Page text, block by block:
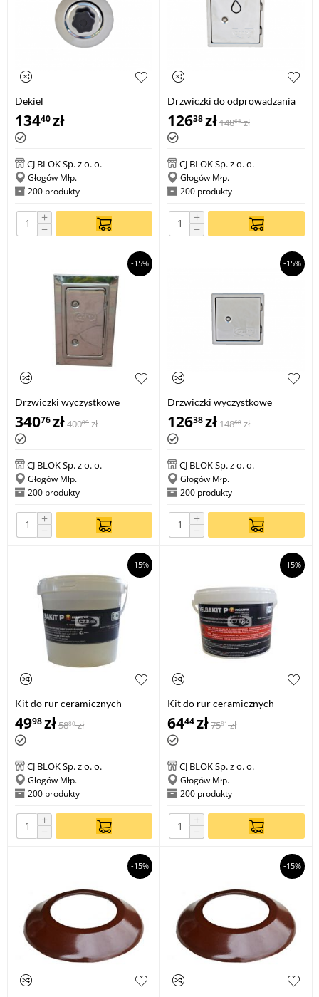
Dekiel
13440zł
CJ BLOK Sp. z o. o.
Głogów Młp.
200 produkty
+
−
Drzwiczki do odprowadzania
kondensatu
12638zł14868 zł
CJ BLOK Sp. z o. o.
Głogów Młp.
200 produkty
+
−
-15%
Drzwiczki wyczystkowe
34076zł40089 zł
CJ BLOK Sp. z o. o.
Głogów Młp.
200 produkty
+
−
-15%
Drzwiczki wyczystkowe
TURBO
12638zł14868 zł
CJ BLOK Sp. z o. o.
Głogów Młp.
200 produkty
+
−
-15%
Kit do rur ceramicznych
VELBAKIT P-mokry 2kg
4998zł5880 zł
CJ BLOK Sp. z o. o.
Głogów Młp.
200 produkty
+
−
-15%
Kit do rur ceramicznych
VELBAKIT P-suchy 3kg
6444zł7581 zł
CJ BLOK Sp. z o. o.
Głogów Młp.
200 produkty
+
−
-15% -15%